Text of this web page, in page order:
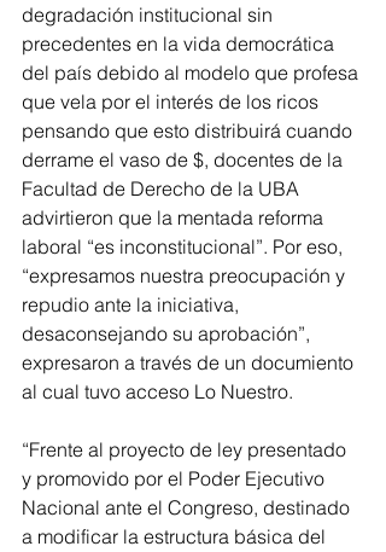
degradación institucional sin
precedentes en la vida democrática
del país debido al modelo que profesa
que vela por el interés de los ricos
pensando que esto distribuirá cuando
derrame el vaso de $, docentes de la
Facultad de Derecho de la UBA
advirtieron que la mentada reforma
laboral “es inconstitucional”. Por eso,
“expresamos nuestra preocupación y
repudio ante la iniciativa,
desaconsejando su aprobación”,
expresaron a través de un documiento
al cual tuvo acceso Lo Nuestro.
“Frente al proyecto de ley presentado
y promovido por el Poder Ejecutivo
Nacional ante el Congreso, destinado
a modificar la estructura básica del